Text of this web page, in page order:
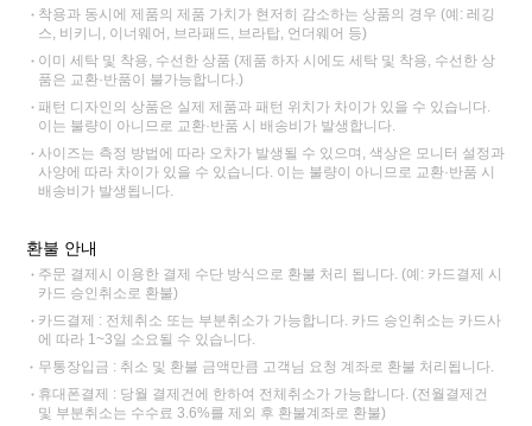
착용과 동시에 제품의 제품 가치가 현저히 감소하는 상품의 경우 (예: 레깅
스, 비키니, 이너웨어, 브라패드, 브라탑, 언더웨어 등)
이미 세탁 및 착용, 수선한 상품 (제품 하자 시에도 세탁 및 착용, 수선한 상
품은 교환·반품이 불가능합니다.)
패턴 디자인의 상품은 실제 제품과 패턴 위치가 차이가 있을 수 있습니다.
이는 불량이 아니므로 교환·반품 시 배송비가 발생합니다.
사이즈는 측정 방법에 따라 오차가 발생될 수 있으며, 색상은 모니터 설정과
사양에 따라 차이가 있을 수 있습니다. 이는 불량이 아니므로 교환·반품 시
배송비가 발생됩니다.
환불 안내
주문 결제시 이용한 결제 수단 방식으로 환불 처리 됩니다. (예: 카드결제 시
카드 승인취소로 환불)
카드결제 : 전체취소 또는 부분취소가 가능합니다. 카드 승인취소는 카드사
에 따라 1~3일 소요될 수 있습니다.
무통장입금 : 취소 및 환불 금액만큼 고객님 요청 계좌로 환불 처리됩니다.
휴대폰결제 : 당월 결제건에 한하여 전체취소가 가능합니다. (전월결제건
및 부분취소는 수수료 3.6%를 제외 후 환불계좌로 환불)